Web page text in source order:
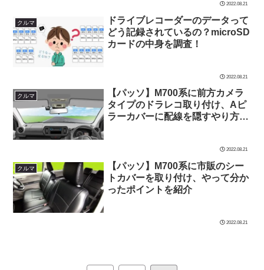
2022.08.21
クルマ
ドライブレコーダーのデータって
どう記録されているの？microSD
カードの中身を調査！
2022.08.21
クルマ
【パッソ】M700系に前方カメラ
タイプのドラレコ取り付け、Aピ
ラーカバーに配線を隠すやり方を
2022.08.21
クルマ
【パッソ】M700系に市販のシー
トカバーを取り付け、やって分か
ったポイントを紹介
2022.08.21